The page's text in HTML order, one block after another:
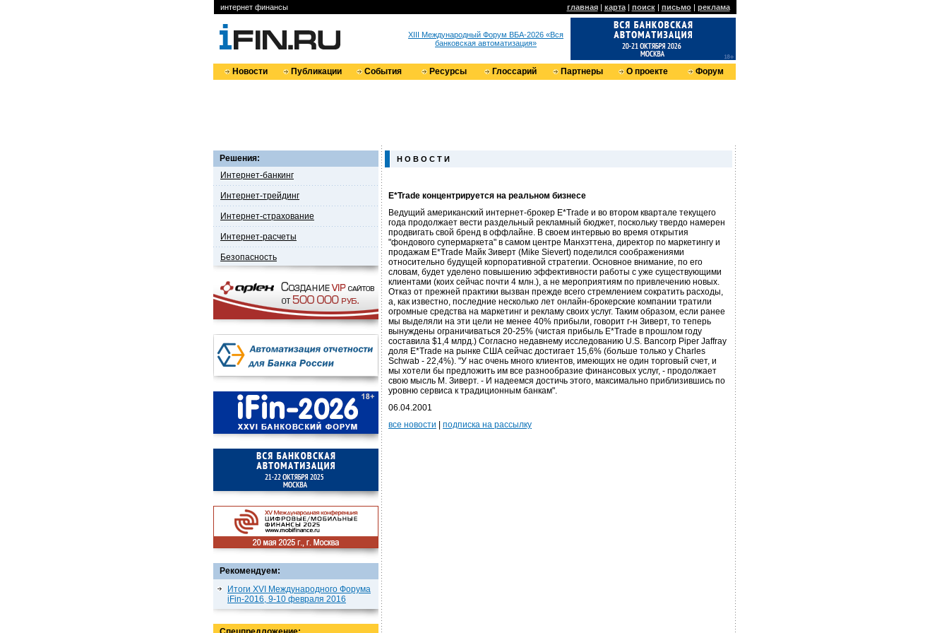
интернет финансы главная| карта| поиск| письмо| реклама
XIII Международный Форум ВБА-2026 «Вся
банковская автоматизация»
Новости Публикации События Ресурсы Глоссарий Партнеры О проекте Форум
Решения:
Интернет-банкинг
Интернет-трейдинг
Интернет-страхование
Интернет-расчеты
Безопасность
Рекомендуем:
Итоги XVI Международного Форума
iFin-2016, 9-10 февраля 2016
Н О В О С Т И
E*Trade концентрируется на реальном бизнесе
Ведущий американский интернет-брокер E*Trade и во втором квартале текущего
года продолжает вести раздельный рекламный бюджет, поскольку твердо намерен
продвигать свой бренд в оффлайне. В своем интервью во время открытия
"фондового супермаркета" в самом центре Манхэттена, директор по маркетингу и
продажам E*Trade Майк Зиверт (Mike Sievert) поделился соображениями
относительно будущей корпоративной стратегии. Основное внимание, по его
словам, будет уделено повышению эффективности работы с уже существующими
клиентами (коих сейчас почти 4 млн.), а не мероприятиям по привлечению новых.
Отказ от прежней практики вызван прежде всего стремлением сократить расходы,
а, как известно, последние несколько лет онлайн-брокерские компании тратили
огромные средства на маркетинг и рекламу своих услуг. Таким образом, если ранее
мы выделяли на эти цели не менее 40% прибыли, говорит г-н Зиверт, то теперь
вынуждены ограничиваться 20-25% (чистая прибыль E*Trade в прошлом году
составила $1,4 млрд.) Согласно недавнему исследованию U.S. Bancorp Piper Jaffray
доля E*Trade на рынке США сейчас достигает 15,6% (больше только у Charles
Schwab - 22,4%). "У нас очень много клиентов, имеющих не один торговый счет, и
мы хотели бы предложить им все разнообразие финансовых услуг, - продолжает
свою мысль М. Зиверт. - И надеемся достичь этого, максимально приблизившись по
уровню сервиса к традиционным банкам".
06.04.2001
все новости
подписка на рассылку